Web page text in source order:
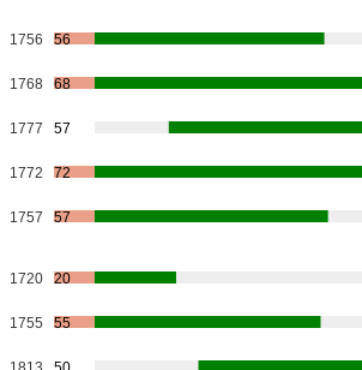
1756 56
1768 68
1777 57
1772 72
1757 57
1720 20
1755 55